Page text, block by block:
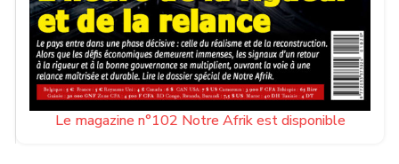
Le magazine n°102 Notre Afrik est disponible